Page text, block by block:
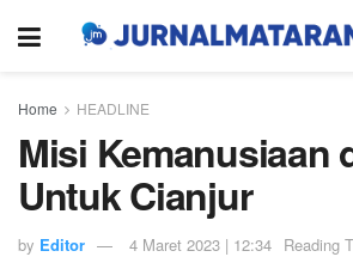
Home HEADLINE
Misi Kemanusiaan
Untuk Cianjur
by Editor 4 Maret 2023 | 12:34 Reading